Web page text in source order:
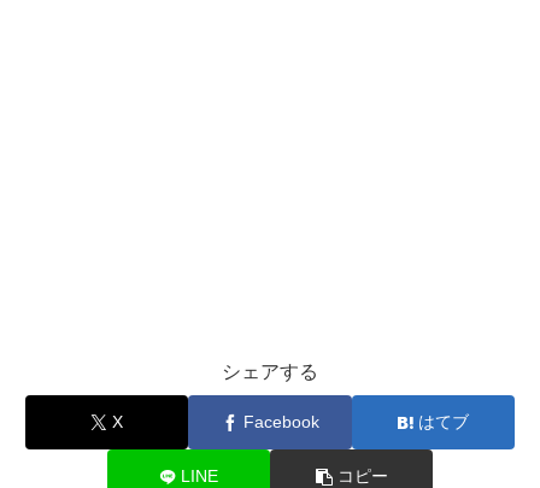
シェアする
X Facebook はてブ
LINE コピー